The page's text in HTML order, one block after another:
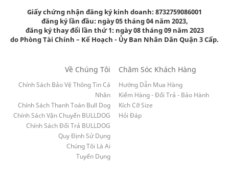
Giấy chứng nhận đăng ký kinh doanh: 8732759086001
đăng ký lần đầu: ngày 05 tháng 04 năm 2023,
đăng ký thay đổi lần thứ 1: ngày 08 tháng 09 năm 2023
do Phòng Tài Chính – Kế Hoạch - Ủy Ban Nhân Dân Quận 3 Cấp.
Về Chúng Tôi
Chính Sách Bảo Vệ Thông Tin Cá
Nhân
Chính Sách Thanh Toán Bull Dog
Chính Sách Vận Chuyển BULLDOG
Chính Sách Đổi Trả BULLDOG
Quy Định Sử Dụng
Chúng Tôi Là Ai
Tuyển Dụng
Chăm Sóc Khách Hàng
Hướng Dẫn Mua Hàng
Kiểm Hàng - Đổi Trả - Bảo Hành
Kích Cỡ Size
Hỏi Đáp